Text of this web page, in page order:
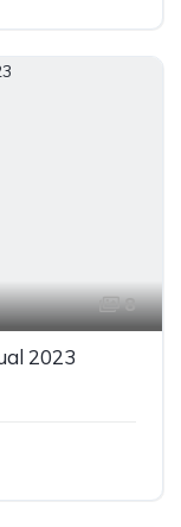
8
2023